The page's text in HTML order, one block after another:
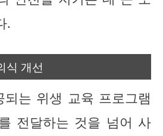
.
식 개선
되는 위생 교육 프로그램
전달하는 것을 넘어 사